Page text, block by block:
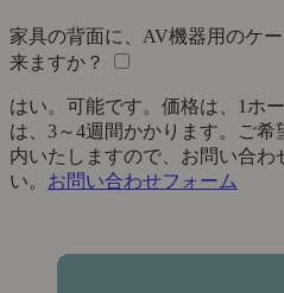
家具の背面に、AV機器用のケ
来ますか？
はい。可能です。価格は、1ホ
は、3～4週間かかります。ご
内いたしますので、お問い合わ
い。 お問い合わせフォーム